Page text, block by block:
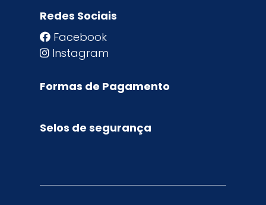
Redes Sociais
Facebook
Instagram
Formas de Pagamento
Selos de segurança